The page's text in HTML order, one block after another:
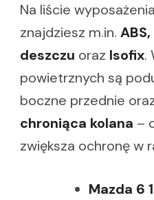
Na liście
znajdziesz m.in. ABS,
deszczu oraz Isofix.
powietrznych są
boczne przednie
chroniąca kolana –
zwiększa ochronę w
Mazda 6